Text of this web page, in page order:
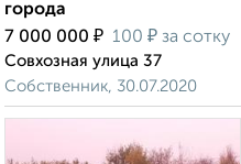
города
7 000 000 ₽ 100 ₽ за сотку
Совхозная улица 37
Собственник, 30.07.2020